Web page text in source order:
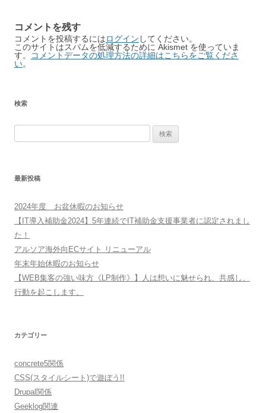
コメントを残す
コメントを投稿するにはログイン してください。
このサイトはスパムを低減するために Akismet を使っていま
す。
コメントデータの処理方法の詳細はこちらをご覧くださ
い。
検索
最新投稿
2024年度 お盆休暇のお知らせ
【IT導入補助金2024】5年連続でIT補助金支援事業者に認定されまし
た！
アルソア海外向ECサイト リニューアル
年末年始休暇のお知らせ
【WEB集客の強い味方《LP制作》】人は想いに魅せられ、共感し、
行動を起こします。
カテゴリー
concrete5関係
CSS(スタイルシート)で遊ぼう!!
Drupal関係
Geeklog関連